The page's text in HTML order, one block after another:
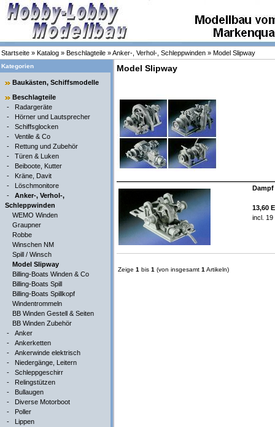
Startseite » Katalog » Beschlagteile »Anker-, Verhol-, Schleppwinden » Model Slipway
Kategorien
Baukästen, Schiffsmodelle
Beschlagteile
- Radargeräte
- Hörner und Lautsprecher
- Schiffsglocken
- Ventile & Co
- Rettung und Zubehör
- Türen & Luken
- Beiboote, Kutter
- Kräne, Davit
- Löschmonitore
- Anker-, Verhol-,
Schleppwinden
WEMO Winden
Graupner
Robbe
Winschen NM
Spill / Winsch
Model Slipway
Billing-Boats Winden & Co
Billing-Boats Spill
Billing-Boats Spillkopf
Windentrommeln
BB Winden Gestell & Seiten
BB Winden Zubehör
- Anker
- Ankerketten
- Ankerwinde elektrisch
- Niedergänge, Leitern
- Schleppgeschirr
- Relingstützen
- Bullaugen
- Diverse Motorboot
- Poller
- Lippen
Model Slipway
Dampf
13,60
incl. 19
Zeige 1 bis 1 (von insgesamt 1 Artikeln)